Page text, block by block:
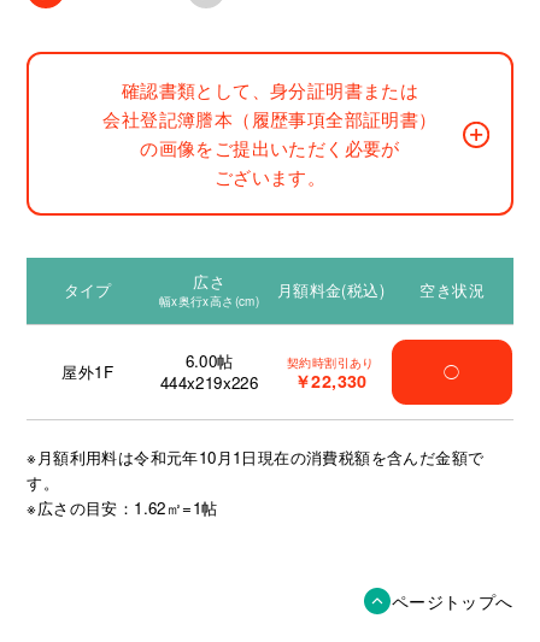
確認書類として、身分証明書または
会社登記簿謄本（履歴事項全部証明書）
の画像をご提出いただく必要が
ございます。
タイプ 広さ
幅x奥行x高さ(cm) 月額料金(税込) 空き状況
屋外1F 6.00帖
444x219x226
契約時割引あり
￥22,330 ◯
※月額利用料は令和元年10月1日現在の消費税額を含んだ金額で
す。
※広さの目安：1.62㎡=1帖
ページトップへ